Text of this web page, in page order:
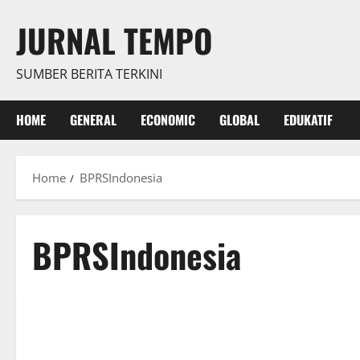
content
JURNAL TEMPO
SUMBER BERITA TERKINI
HOME GENERAL ECONOMIC GLOBAL EDUKATIF
Home BPRSIndonesia
BPRSIndonesia